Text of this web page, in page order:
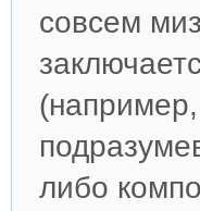
совсем
либо